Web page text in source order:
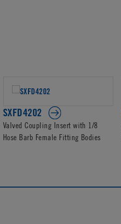
SXFD4202
Valved Coupling Insert with 1/8
Hose Barb Female Fitting Bodies